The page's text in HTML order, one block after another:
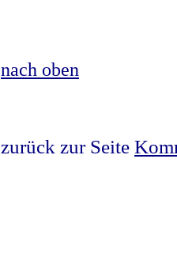
nach oben
zurück zur Seite